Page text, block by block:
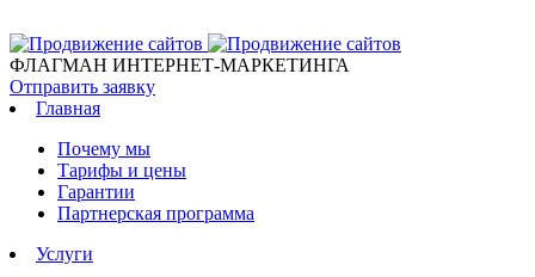
ФЛАГМАН ИНТЕРНЕТ-МАРКЕТИНГА
Отправить заявку
Главная
Почему мы
Тарифы и цены
Гарантии
Партнерская программа
Услуги